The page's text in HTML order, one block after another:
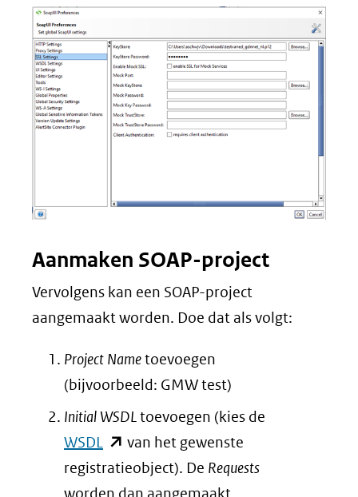
Aanmaken SOAP-project
Vervolgens kan een SOAP-project
aangemaakt worden. Doe dat als volgt:
Project Nametoevoegen
(bijvoorbeeld: GMW test)
Initial WSDLtoevoegen (kies de
WSDL (opent
in
nieuw
van het gewenste
registratieobject). De Requests
worden dan aangemaakt.